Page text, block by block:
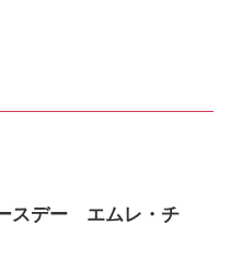
スデー エムレ・チ